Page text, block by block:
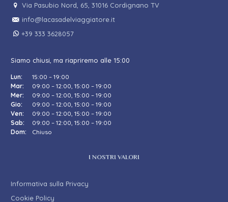
Via Pasubio Nord, 65, 31016 Cordignano TV
info@lacasadelviaggiatore.it
+39 333 3628057
Siamo chiusi, ma riapriremo alle 15:00
Lun:
15:00 – 19:00
Mar:
09:00 – 12:00, 15:00 – 19:00
Mer:
09:00 – 12:00, 15:00 – 19:00
Gio:
09:00 – 12:00, 15:00 – 19:00
Ven:
09:00 – 12:00, 15:00 – 19:00
Sab:
09:00 – 12:00, 15:00 – 19:00
Dom:
Chiuso
I NOSTRI VALORI
Informativa sulla Privacy
Cookie Policy